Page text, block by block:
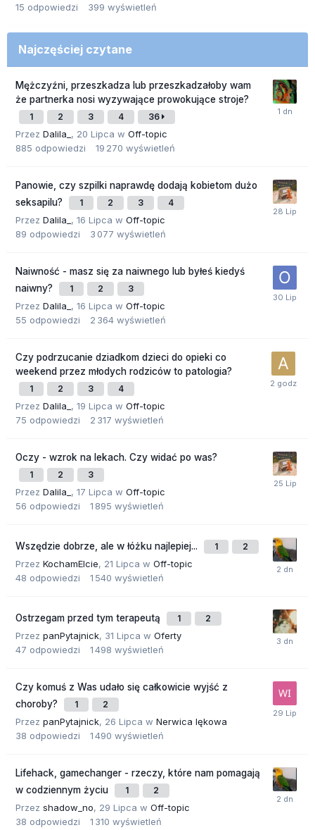
15 odpowiedzi 399 wyświetleń
Najczęściej czytane
Mężczyźni, przeszkadza lub przeszkadzałoby wam
że partnerka nosi wyzywające prowokujące stroje?
1 2 3 4 36
Przez Dalila_ , 20 Lipca w Off-topic
885 odpowiedzi 19 270 wyświetleń
Panowie, czy szpilki naprawdę dodają kobietom dużo
seksapilu?
1 2 3 4
Przez Dalila_ , 16 Lipca w Off-topic
89 odpowiedzi 3 077 wyświetleń
Naiwność - masz się za naiwnego lub byłeś kiedyś
naiwny?
1 2 3
Przez Dalila_ , 16 Lipca w Off-topic
55 odpowiedzi 2 364 wyświetleń
Czy podrzucanie dziadkom dzieci do opieki co
weekend przez młodych rodziców to patologia?
1 2 3 4
Przez Dalila_ , 19 Lipca w Off-topic
75 odpowiedzi 2 317 wyświetleń
Oczy - wzrok na lekach. Czy widać po was?
1 2 3
Przez Dalila_ , 17 Lipca w Off-topic
56 odpowiedzi 1 895 wyświetleń
Wszędzie dobrze, ale w łóżku najlepiej... 1 2
Przez KochamElcie, 21 Lipca w Off-topic
48 odpowiedzi 1 540 wyświetleń
Ostrzegam przed tym terapeutą 1 2
Przez panPytajnick, 31 Lipca w Oferty
47 odpowiedzi 1 498 wyświetleń
Czy komuś z Was udało się całkowicie wyjść z
choroby?
1 2
Przez panPytajnick, 26 Lipca w Nerwica lękowa
38 odpowiedzi 1 490 wyświetleń
Lifehack, gamechanger - rzeczy, które nam pomagają
w codziennym życiu
1 2
Przez shadow_no, 29 Lipca w Off-topic
38 odpowiedzi 1 310 wyświetleń